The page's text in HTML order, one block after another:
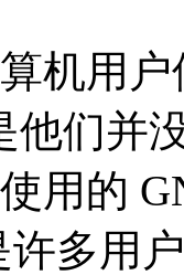
机用
他们并
用的
许多用